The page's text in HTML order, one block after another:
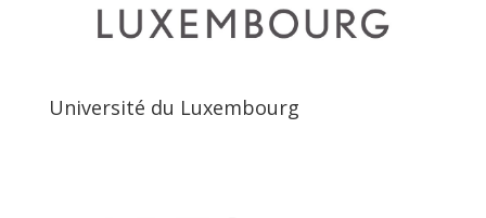
Université du Luxembourg